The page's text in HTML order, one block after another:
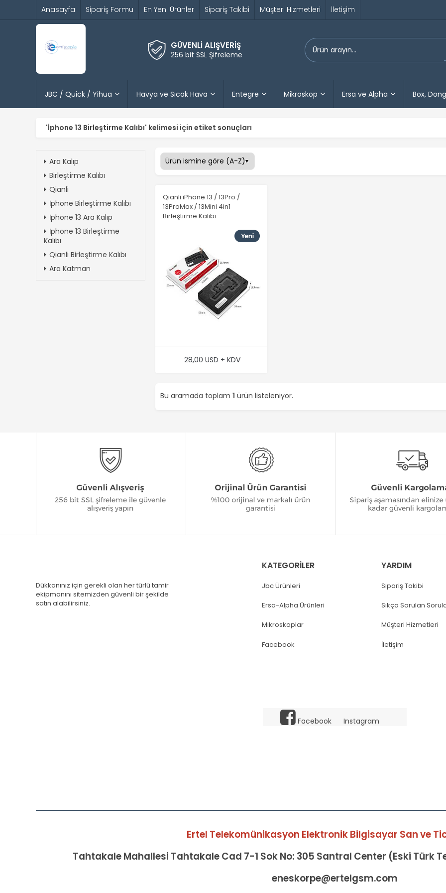
Anasayfa Sipariş Formu En Yeni Ürünler Sipariş Takibi Müşteri Hizmetleri İletişim
GÜVENLİ ALIŞVERİŞ
256 bit SSL Şifreleme
JBC / Quick / Yihua Havya ve Sıcak Hava Entegre Mikroskop Ersa ve Alpha Box,
'İphone 13 Birleştirme Kalıbı' kelimesi için etiket sonuçları
Ara Kalıp
Birleştirme Kalıbı
Qianli
İphone Birleştirme Kalıbı
İphone 13 Ara Kalıp
İphone 13 Birleştirme
Kalıbı
Qianli Birleştirme Kalıbı
Ara Katman
Qianli iPhone 13 / 13Pro /
13ProMax / 13Mini 4in1
Birleştirme Kalıbı
28,00 USD + KDV
Bu aramada toplam 1 ürün listeleniyor.
Dükkanınız için gerekli olan her türlü tamir
ekipmanını sitemizden güvenli bir şekilde
satın alabilirsiniz.
KATEGORİLER
Jbc Ürünleri
Ersa-Alpha Ürünleri
Mikroskoplar
Facebook
YARDIM
Sipariş Takibi
Sıkça Sorulan
Müşteri Hizmetleri
İletişim
Facebook Instagram
Ertel Telekomünikasyon Elektronik Bilgisayar San ve
Tahtakale Mahallesi Tahtakale Cad 7-1 Sok No: 305 Santral Center (Eski Türk
eneskorpe@ertelgsm.com